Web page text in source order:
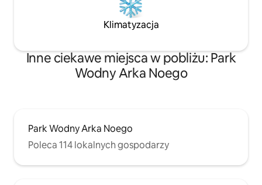
słońca z widokiem na swój mały
Klimatyzacja
Inne ciekawe miejsca w pobliżu: Park
Wodny Arka Noego
Park Wodny Arka Noego
Poleca 114 lokalnych gospodarzy